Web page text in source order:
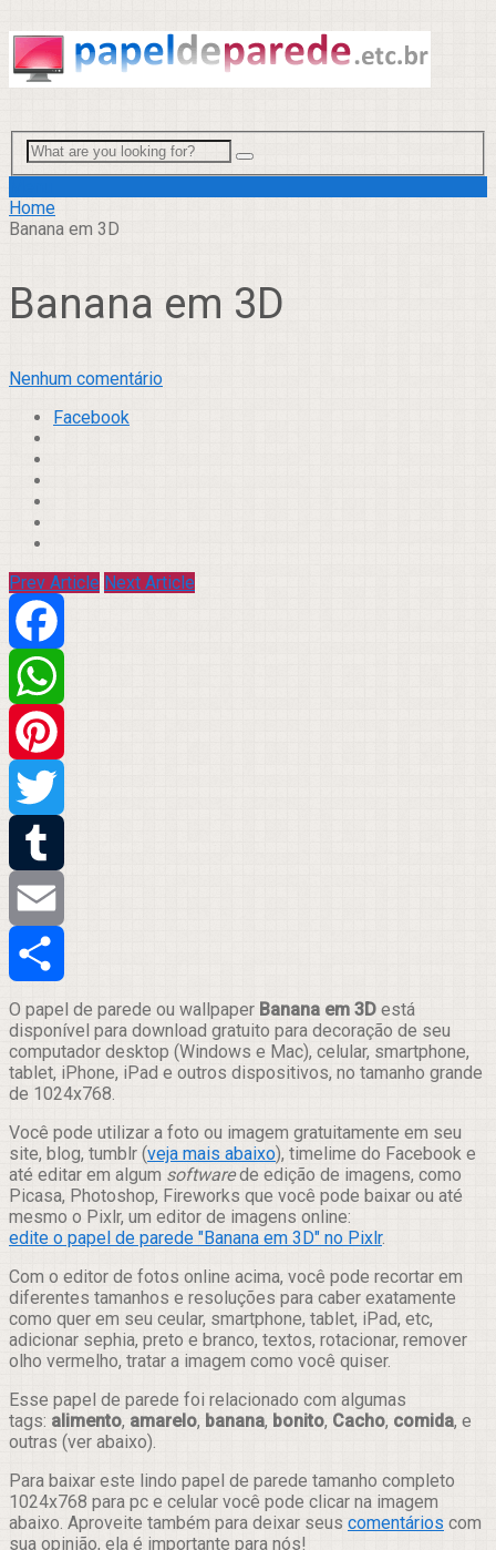
Home
Banana em 3D
Banana em 3D
Nenhum comentário
Facebook
Prev Article Next Article
Facebook
WhatsApp
Pinterest
Twitter
Tumblr
Email
Compartilhar
O papel de parede ou wallpaper Banana em 3D está
disponível para download gratuito para decoração de seu
computador desktop (Windows e Mac), celular, smartphone,
tablet, iPhone, iPad e outros dispositivos, no tamanho grande
de 1024x768.
Você pode utilizar a foto ou imagem gratuitamente em seu
site, blog, tumblr (veja mais abaixo), timelime do Facebook e
até editar em algum softwarede edição de imagens, como
Picasa, Photoshop, Fireworks que você pode baixar ou até
mesmo o Pixlr, um editor de imagens online:
edite o papel de parede "Banana em 3D" no Pixlr.
Com o editor de fotos online acima, você pode recortar em
diferentes tamanhos e resoluções para caber exatamente
como quer em seu ceular, smartphone, tablet, iPad, etc,
adicionar sephia, preto e branco, textos, rotacionar, remover
olho vermelho, tratar a imagem como você quiser.
Esse papel de parede foi relacionado com algumas
tags: alimento, amarelo, banana, bonito, Cacho, comida, e
outras (ver abaixo).
Para baixar este lindo papel de parede tamanho completo
1024x768 para pc e celular você pode clicar na imagem
abaixo. Aproveite também para deixar seus comentários com
sua opinião, ela é importante para nós!